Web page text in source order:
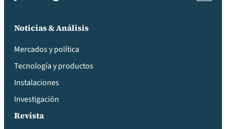
Noticias & Análisis
Mercados y política
Tecnología y productos
Instalaciones
Investigación
Revista